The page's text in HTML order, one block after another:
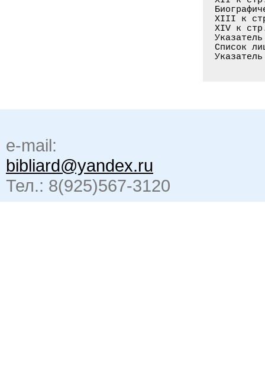
XIII к
XIV к
Список
e-mail:
bibliard@yandex.ru
Тел.: 8(925)567-3120